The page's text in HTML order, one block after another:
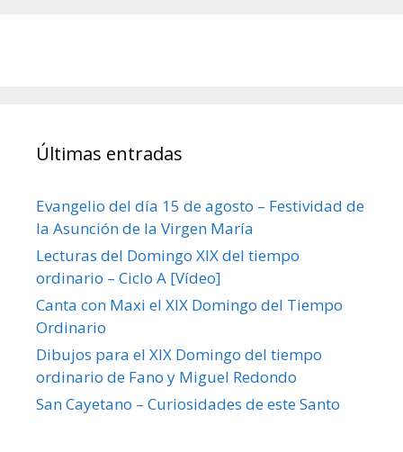
Últimas entradas
Evangelio del día 15 de agosto – Festividad de
la Asunción de la Virgen María
Lecturas del Domingo XIX del tiempo
ordinario – Ciclo A [Vídeo]
Canta con Maxi el XIX Domingo del Tiempo
Ordinario
Dibujos para el XIX Domingo del tiempo
ordinario de Fano y Miguel Redondo
San Cayetano – Curiosidades de este Santo